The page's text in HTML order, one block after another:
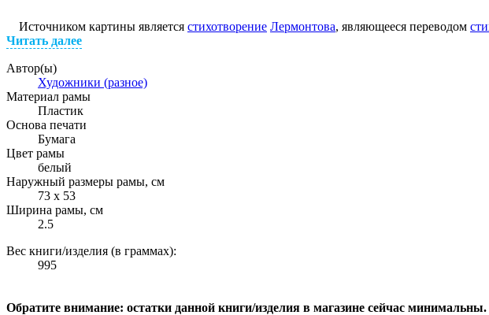
Источником картины является стихотворение Лермонтова, являющееся переводом
Читать далее
Автор(ы)
Художники (разное)
Материал рамы
Пластик
Основа печати
Бумага
Цвет рамы
белый
Наружный размеры рамы, см
73 х 53
Ширина рамы, см
2.5
Вес книги/изделия (в граммах):
995
Обратите внимание: остатки данной книги/изделия в магазине сейчас минимальны.